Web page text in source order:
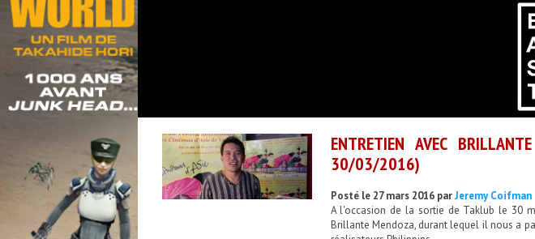
ENTRETIEN AVEC
30/03/2016)
Posté le 27 mars 2016 parJeremy Coifman
A l'occasion de la sortie de Taklub le 30
Brillante Mendoza, durant lequel il nous a